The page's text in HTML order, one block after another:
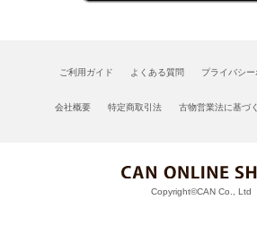
ご利用ガイド よくある質問 プライバシー
会社概要 特定商取引法 古物営業法に基づ
Copyright©CAN Co., Ltd